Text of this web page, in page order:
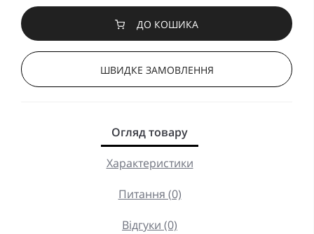
ДО КОШИКА
ШВИДКЕ ЗАМОВЛЕННЯ
Огляд товару
Характеристики
Питання (0)
Відгуки (0)